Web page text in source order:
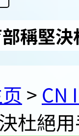
稱堅
> CN
杜絕